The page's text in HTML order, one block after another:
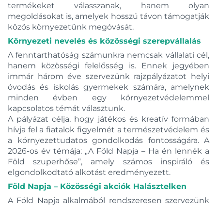
termékeket válasszanak, hanem olyan
megoldásokat is, amelyek hosszú távon támogatják
közös környezetünk megóvását.
Környezeti nevelés és közösségi szerepvállalás
A fenntarthatóság számunkra nemcsak vállalati cél,
hanem közösségi felelősség is. Ennek jegyében
immár három éve szervezünk rajzpályázatot helyi
óvodás és iskolás gyermekek számára, amelynek
minden évben egy környezetvédelemmel
kapcsolatos témát választunk.
A pályázat célja, hogy játékos és kreatív formában
hívja fel a fiatalok figyelmét a természetvédelem és
a környezettudatos gondolkodás fontosságára. A
2026-os év témája: „A Föld Napja – Ha én lennék a
Föld szuperhőse”, amely számos inspiráló és
elgondolkodtató alkotást eredményezett.
Föld Napja – Közösségi akciók Halásztelken
A Föld Napja alkalmából rendszeresen szervezünk